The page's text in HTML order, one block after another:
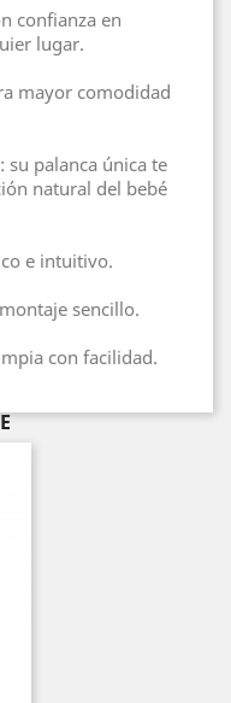
confianza en
lugar.
mayor comodidad
su palanca única te
natural del bebé
e intuitivo.
sencillo.
con facilidad.